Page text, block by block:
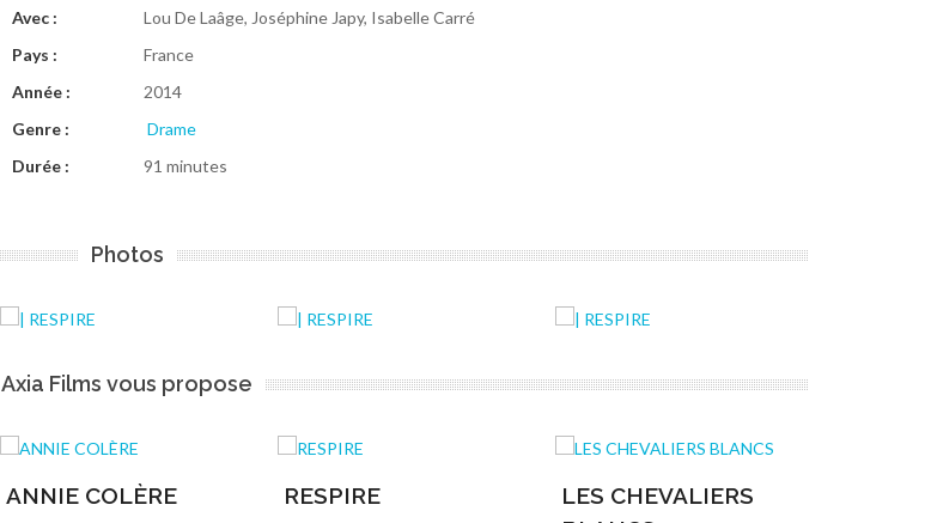
Avec :
Lou De Laâge, Joséphine Japy, Isabelle Carré
Pays :
France
Année :
2014
Genre :
Drame
Durée :
91 minutes
Photos
Axia Films vous propose
ANNIE COLÈRE RESPIRE
LES CHEVALIERS